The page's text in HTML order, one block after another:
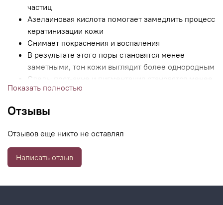
частиц
Азелаиновая кислота помогает замедлить процесс
кератинизации кожи
Снимает покраснения и воспаления
В результате этого поры становятся менее
заметными, тон кожи выглядит более однородным
Следы пост-акне и пигментация становятся менее
выраженными
полезных компонентов в слои кожи
Кожа выглядит более гладкой, нежной и сияющей
Показать полностью
Отзывы
Отзывов еще никто не оставлял
Написать отзыв